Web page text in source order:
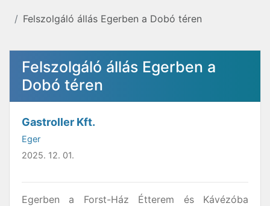
Felszolgáló állás Egerben a Dobó téren
Felszolgáló állás Egerben a
Dobó téren
Gastroller Kft.
Eger
2025. 12. 01.
Egerben a Forst-Ház Étterem és Kávézóba